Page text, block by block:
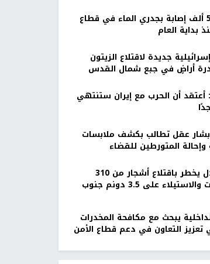
نحو 58 ألف إصابة بجدري الماء في قطاع
بداية العام
جديدة لاقتلاع الزيتون
أراضٍ في جبع شمال القدس
أعتقد أن الحرب مع إيران ستنتهي
بشار عقل تطالب بكشف ملابسات
المتورطين للقضاء
الاحتلال يخطر باقتلاع أشجار من 310
دونمات والاستيلاء على 3.5 دونم جنوب
يبحث مع مكافحة المخدرات
تعزيز التعاون في دعم قطاع الأمن